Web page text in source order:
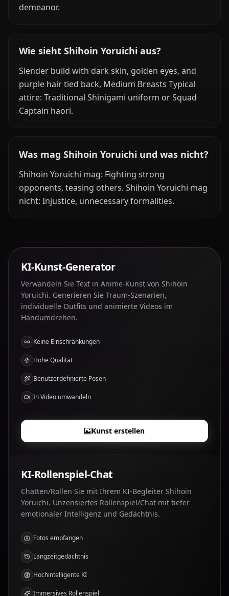
demeanor.
Wie sieht Shihoin Yoruichi aus?
Slender build with dark skin, golden eyes, and
purple hair tied back, Medium Breasts Typical
attire: Traditional Shinigami uniform or Squad
Captain haori.
Was mag Shihoin Yoruichi und was nicht?
Shihoin Yoruichi mag: Fighting strong
opponents, teasing others. Shihoin Yoruichi mag
nicht: Injustice, unnecessary formalities.
KI-Kunst-Generator
Verwandeln Sie Text in Anime-Kunst von Shihoin
Yoruichi. Generieren Sie Traum-Szenarien,
individuelle Outfits und animierte Videos im
Handumdrehen.
Keine Einschränkungen
Hohe Qualität
Benutzerdefinierte Posen
In Video umwandeln
Kunst erstellen
KI-Rollenspiel-Chat
Chatten/Rollen Sie mit Ihrem KI-Begleiter Shihoin
Yoruichi. Unzensiertes Rollenspiel/Chat mit tiefer
emotionaler Intelligenz und Gedächtnis.
Fotos empfangen
Langzeitgedächtnis
Hochintelligente KI
Immersives Rollenspiel